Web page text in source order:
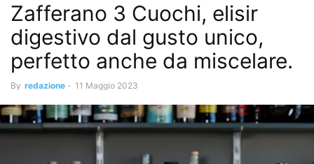
Zafferano 3 Cuochi, elisir
digestivo dal gusto unico,
perfetto anche da miscelare.
By redazione - 11 Maggio 2023